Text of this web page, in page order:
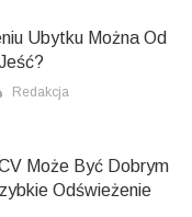
Ubytku Można Od
Redakcja
Może Być Dobrym
Odświeżenie